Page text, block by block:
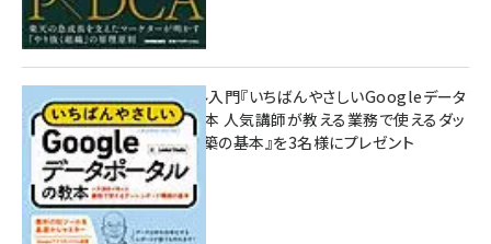
無料BIツール入門『いちばんやさしいGoogleデータ
ポータルの教本 人気講師が教える業務で使えるダッ
シュボード構築の基本』を3名様にプレゼント
7月31日 10:00